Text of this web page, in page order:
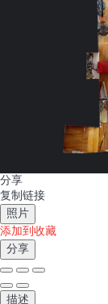
分享
复制链接
照片
添加到收藏
分享
描述